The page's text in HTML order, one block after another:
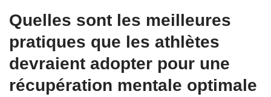
Quelles sont les meilleures
pratiques que les athlètes
devraient adopter pour une
récupération mentale optimale